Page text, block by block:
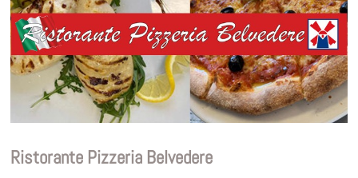
Ristorante Pizzeria Belvedere